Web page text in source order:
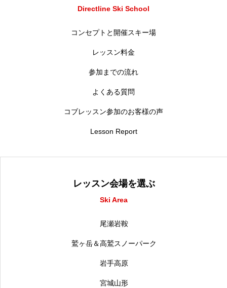
Directline Ski School
コンセプトと開催スキー場
レッスン料金
参加までの流れ
よくある質問
コブレッスン参加のお客様の声
Lesson Report
レッスン会場を選ぶ
Ski Area
尾瀬岩鞍
鷲ヶ岳＆高鷲スノーパーク
岩手高原
宮城山形